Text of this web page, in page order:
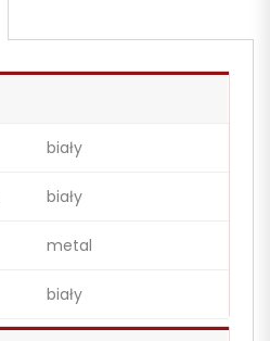
biały
biały
metal
biały